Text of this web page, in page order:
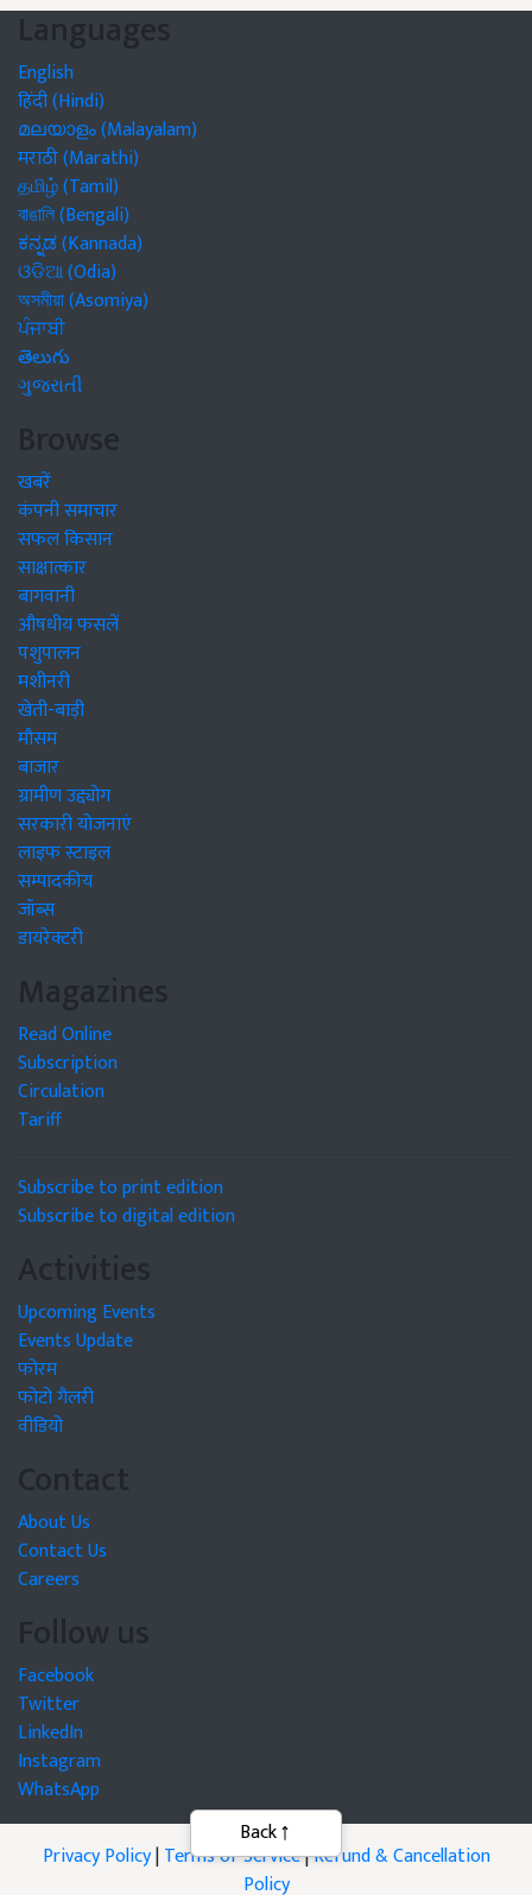
Languages
English
हिंदी (Hindi)
മലയാളം (Malayalam)
मराठी (Marathi)
தமிழ் (Tamil)
বাঙালি (Bengali)
ಕನ್ನಡ (Kannada)
ଓଡିଆ (Odia)
অসমীয়া (Asomiya)
ਪੰਜਾਬੀ
తెలుగు
ગુજરાતી
Browse
खबरें
कंपनी समाचार
सफल किसान
साक्षात्कार
बागवानी
औषधीय फसलें
पशुपालन
मशीनरी
खेती-बाड़ी
मौसम
बाजार
ग्रामीण उद्द्योग
सरकारी योजनाएं
लाइफ स्टाइल
सम्पादकीय
जॉब्स
डायरेक्टरी
Magazines
Read Online
Subscription
Circulation
Tariff
Subscribe to print edition
Subscribe to digital edition
Activities
Upcoming Events
Events Update
फोरम
फोटो गैलरी
वीडियो
Contact
About Us
Contact Us
Careers
Follow us
Facebook
Twitter
LinkedIn
Instagram
WhatsApp
Privacy Policy|Terms of Service|Refund & Cancellation
Policy